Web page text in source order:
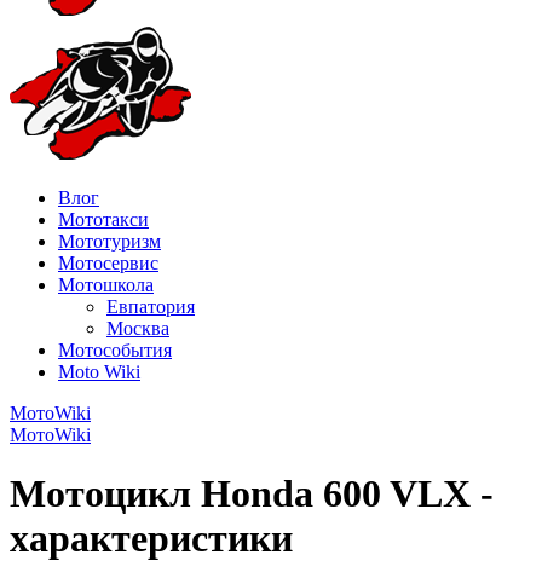
Влог
Мототакси
Мототуризм
Мотосервис
Мотошкола
Евпатория
Москва
Мотособытия
Moto Wiki
МотоWiki
МотоWiki
Мотоцикл Honda 600 VLX -
характеристики